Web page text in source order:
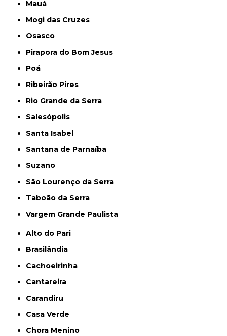
Mauá
Mogi das Cruzes
Osasco
Pirapora do Bom Jesus
Poá
Ribeirão Pires
Rio Grande da Serra
Salesópolis
Santa Isabel
Santana de Parnaíba
Suzano
São Lourenço da Serra
Taboão da Serra
Vargem Grande Paulista
Alto do Pari
Brasilândia
Cachoeirinha
Cantareira
Carandiru
Casa Verde
Chora Menino